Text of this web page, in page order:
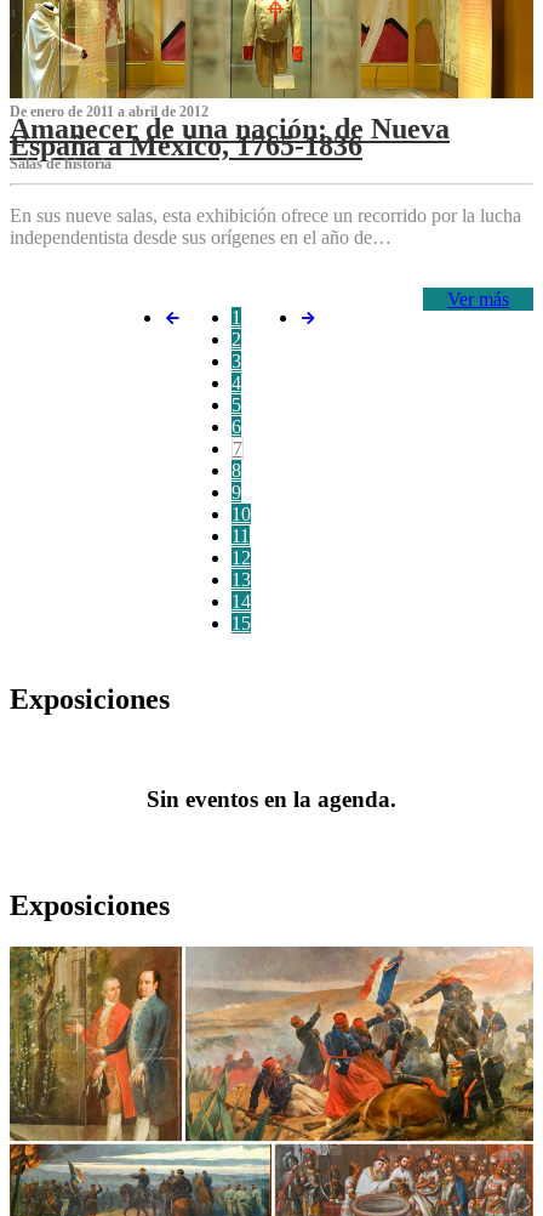
De enero de 2011 a abril de 2012
Amanecer de una nación: de Nueva
España a México, 1765-1836
Salas de historia
En sus nueve salas, esta exhibición ofrece un recorrido por la lucha
independentista desde sus orígenes en el año de…
Ver más
1
2
3
4
5
6
7
8
9
10
11
12
13
14
15
Exposiciones
Sin eventos en la agenda.
Exposiciones